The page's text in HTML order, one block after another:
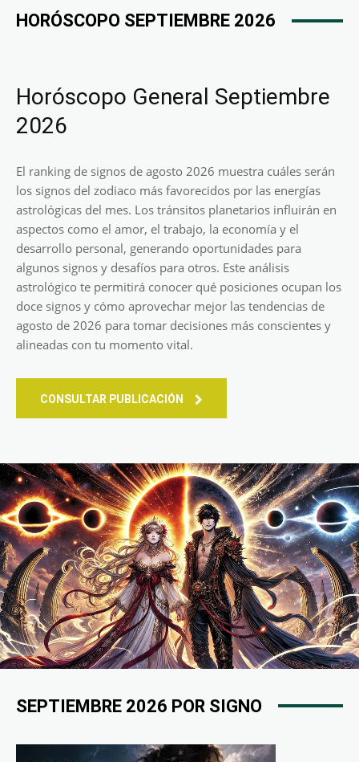
HORÓSCOPO SEPTIEMBRE 2026
Horóscopo General Septiembre
2026
El ranking de signos de agosto 2026 muestra cuáles serán
los signos del zodiaco más favorecidos por las energías
astrológicas del mes. Los tránsitos planetarios influirán en
aspectos como el amor, el trabajo, la economía y el
desarrollo personal, generando oportunidades para
algunos signos y desafíos para otros. Este análisis
astrológico te permitirá conocer qué posiciones ocupan los
doce signos y cómo aprovechar mejor las tendencias de
agosto de 2026 para tomar decisiones más conscientes y
alineadas con tu momento vital.
CONSULTAR PUBLICACIÓN
SEPTIEMBRE 2026 POR SIGNO